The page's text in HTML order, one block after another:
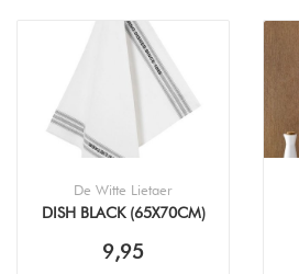
De Witte Lietaer
DISH BLACK (65X70CM)
9,95